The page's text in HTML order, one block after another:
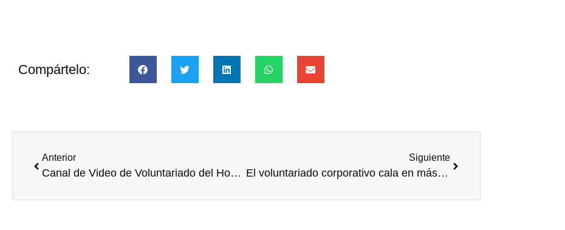
Compártelo:
Anterior
Canal de Video de Voluntariado del Hospital General de Valencia
Siguiente
El voluntariado corporativo cala en más de la mitad de los empleados de Unilever España